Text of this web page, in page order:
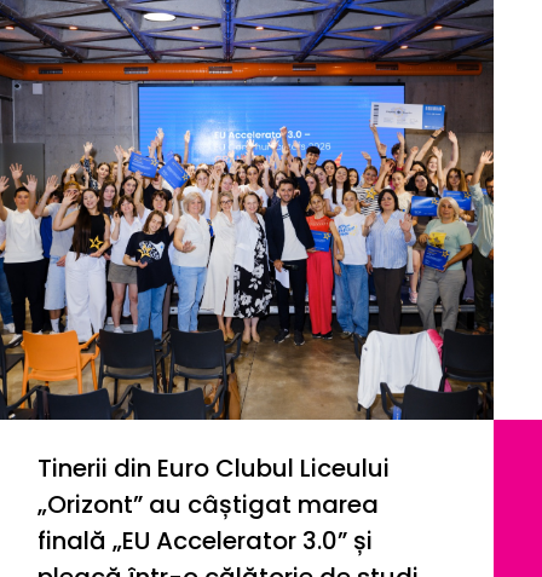
Tinerii din Euro Clubul Liceului
„Orizont” au câștigat marea
finală „EU Accelerator 3.0” și